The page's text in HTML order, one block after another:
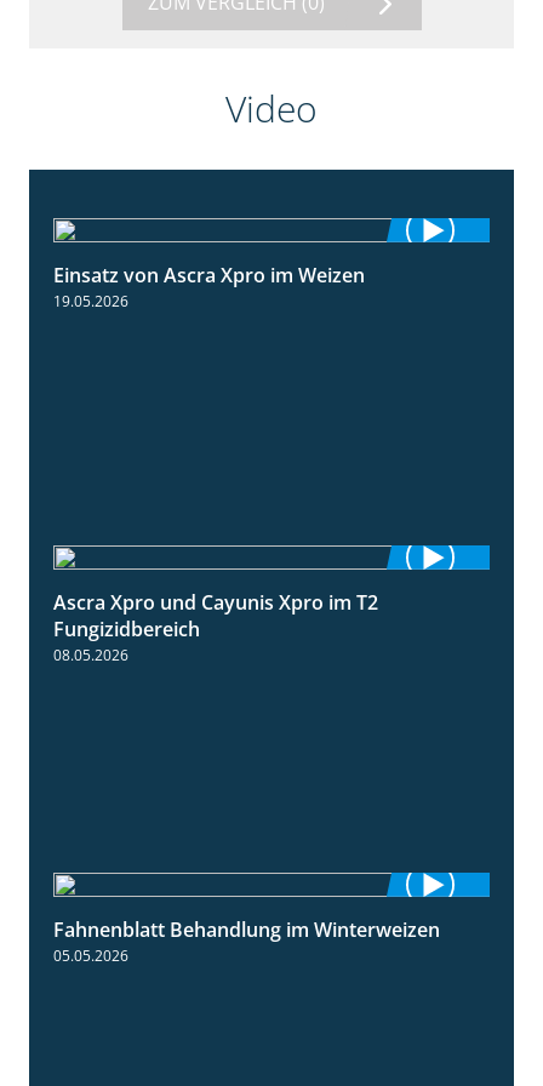
Video
Einsatz von Ascra Xpro im Weizen
19.05.2026
Ascra Xpro und Cayunis Xpro im T2
Fungizidbereich
08.05.2026
0:53
Fahnenblatt Behandlung im Winterweizen
05.05.2026